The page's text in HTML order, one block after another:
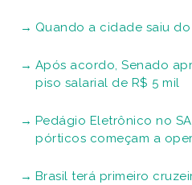
Quando a cidade saiu
Após acordo, Senado
piso salarial de R$ 5 mil
Pedágio Eletrônico no
pórticos começam a
Brasil terá primeiro